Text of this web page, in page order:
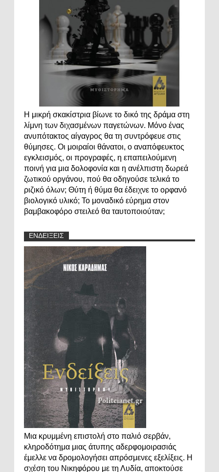
Η μικρή σκακίστρια βίωνε το δικό της δράμα στη
λίμνη των διχασμένων παγετώνων. Μόνο ένας
ανυπότακτος αίγαγρος θα τη συντρόφευε στις
θύμησες. Οι μοιραίοι θάνατοι, ο αναπόφευκτος
εγκλεισμός, οι προγραφές, η επαπειλούμενη
ποινή για μια δολοφονία και η ανέλπιστη δωρεά
ζωτικού οργάνου, πού θα οδηγούσε τελικά το
ριζικό όλων; Θύτη ή θύμα θα έδειχνε το ορφανό
βιολογικό υλικό; Το μοναδικό εύρημα στον
βαμβακοφόρο στειλεό θα ταυτοποιούταν;
ΕΝΔΕΙΞΕΙΣ
Μια κρυμμένη επιστολή στο παλιό σερβάν,
κληροδότημα μιας άτυπης αδερφομοιρασιάς
έμελλε να δρομολογήσει απρόσμενες εξελίξεις. Η
σχέση του Νικηφόρου με τη Λυδία, αποκτούσε